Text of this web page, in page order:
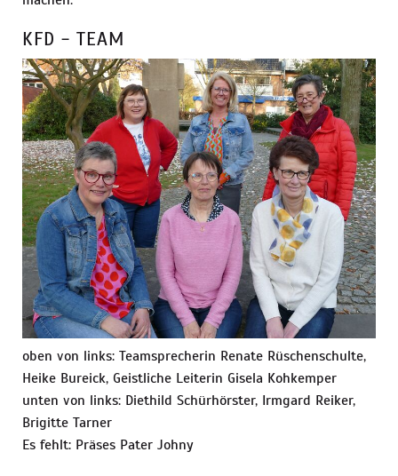
KFD - TEAM
oben von links: Teamsprecherin Renate Rüschenschulte,
Heike Bureick, Geistliche Leiterin Gisela Kohkemper
unten von links: Diethild Schürhörster, Irmgard Reiker,
Brigitte Tarner
Es fehlt: Präses Pater Johny